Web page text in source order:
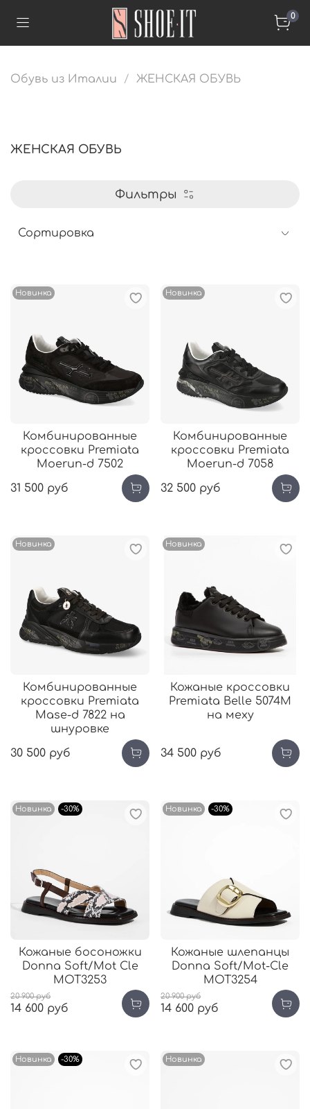
0
Обувь из Италии ЖЕНСКАЯ ОБУВЬ
ЖЕНСКАЯ ОБУВЬ
Фильтры
Новинка
Комбинированные
кроссовки Premiata
Moerun-d 7502
31 500 руб
Новинка
Комбинированные
кроссовки Premiata
Moerun-d 7058
32 500 руб
Новинка
Комбинированные
кроссовки Premiata
Mase-d 7822 на
шнуровке
30 500 руб
Новинка
Кожаные кроссовки
Premiata Belle 5074M
на меху
34 500 руб
Новинка -30%
Кожаные босоножки
Donna Soft/Mot Cle
MOT3253
20 900 руб
14 600 руб
Новинка -30%
Кожаные шлепанцы
Donna Soft/Mot-Cle
MOT3254
20 900 руб
14 600 руб
Новинка -30% Новинка